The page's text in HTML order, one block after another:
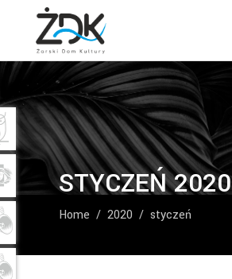
STYCZEŃ 2020
Home / 2020 / styczeń